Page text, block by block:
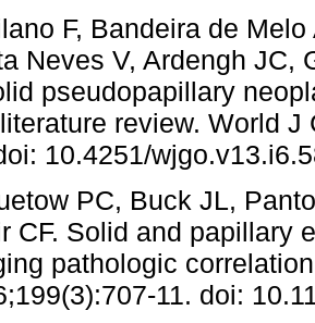
F, Bandeira de
Neves V, Ardengh JC,
pseudopapillary
review. World
10.4251/
PC, Buck JL,
CF. Solid and papillary
pathologic
11. doi: